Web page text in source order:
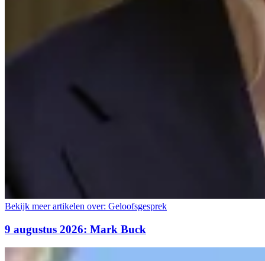
Bekijk meer artikelen over: Geloofsgesprek
9 augustus 2026: Mark Buck